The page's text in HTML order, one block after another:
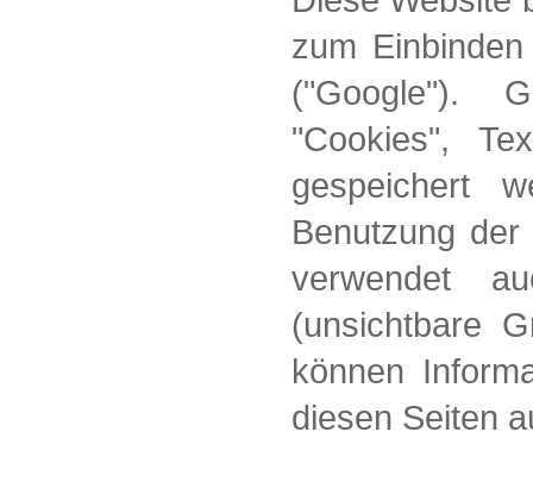
zum
("Google").
"Cookies",
gespeichert
Benutzung
verwendet
(unsichtbare
können
diesen Seiten